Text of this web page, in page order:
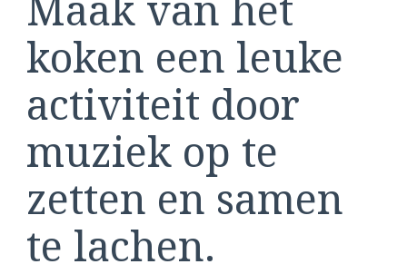
koken een leuke
activiteit door
muziek op te
zetten en samen
te lachen.